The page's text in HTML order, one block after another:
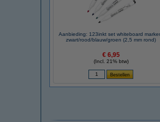
Aanbieding: 123inkt set whiteboard
zwart/rood/blauw/groen (2,5 mm rond)
€ 6,95
(Incl. 21% btw)